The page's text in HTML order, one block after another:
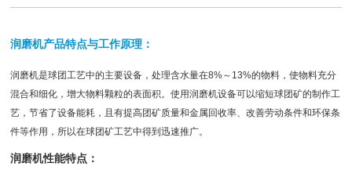
润磨机产品特点与工作原理：
润磨机是球团工艺中的主要设备，处理含水量在8%～13%的物料，使物料充分
混合和细化，增大物料颗粒的表面积。使用润磨机设备可以缩短球团矿的制作工
艺，节省了设备能耗，且有提高团矿质量和金属回收率、改善劳动条件和环保条
件等作用，所以在球团矿工艺中得到迅速推广。
润磨机性能特点：